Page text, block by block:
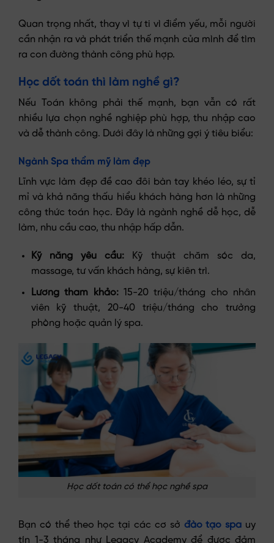
Quan trọng nhất, thay vì tự ti vì điểm yếu, mỗi người
cần nhận ra và phát triển thế mạnh của mình để tìm
ra con đường thành công phù hợp.
Học dốt toán thì làm nghề gì?
Nếu Toán không phải thế mạnh, bạn vẫn có rất
nhiều lựa chọn nghề nghiệp phù hợp, thu nhập cao
và dễ thành công. Dưới đây là những gợi ý tiêu biểu:
Ngành Spa thẩm mỹ làm đẹp
Lĩnh vực làm đẹp đề cao đôi bàn tay khéo léo, sự tỉ
mỉ và khả năng thấu hiểu khách hàng hơn là những
công thức toán học. Đây là ngành nghề dễ học, dễ
làm, nhu cầu cao, thu nhập hấp dẫn.
Kỹ năng yêu cầu:
Kỹ thuật chăm sóc da,
massage, tư vấn khách hàng, sự kiên trì.
Lương tham khảo:15-20 triệu/tháng cho nhân
viên kỹ thuật, 20-40 triệu/tháng cho trưởng
phòng hoặc quản lý spa.
Học dốt toán có thể học nghề spa
Bạn có thể theo học tại các cơ sở đào tạo spa uy
tín 1-3 tháng như Legacy Academy để được đảm